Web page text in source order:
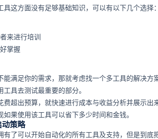
具这方面没有足够基础知识，可以有以下几个选择：
来进行培训
掌握
能满足你的需求，那就考虑找一个多工具的解决方
工具去测试最重要的部分。
费超出预算，就快速进行成本与收益分析并展示出
如果使用该工具可以省下多少时间和金钱。
动策略
有了可以开始自动化的所有工具及支持，但是到底